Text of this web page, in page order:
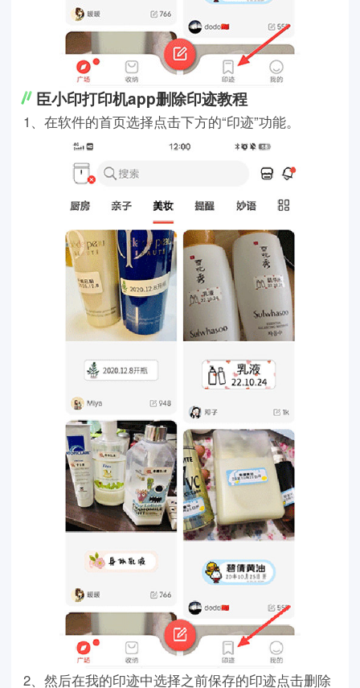
臣小印打印机app删除印迹教程
1、在软件的首页选择点击下方的“印迹”功能。
2、然后在我的印迹中选择之前保存的印迹点击删除